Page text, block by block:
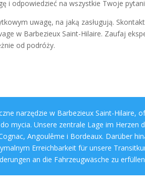
i odpowiedzieć na wszystkie Twoje
uwagę, na jaką zasługują.
w Barbezieux Saint-Hilaire. Zaufaj
od podróży.
narzędzie w Barbezieux Saint-Hilaire,
mycia. Unsere zentrale Lage im Herzen
Angoulême i Bordeaux. Darüber
Erreichbarkeit für unsere
an die Fahrzeugwäsche zu